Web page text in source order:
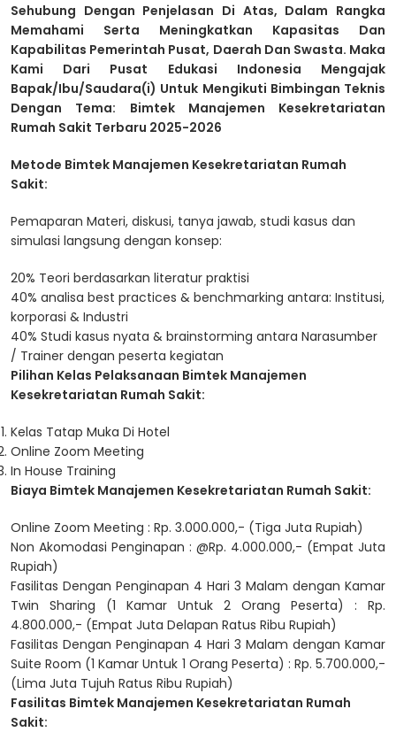
Sehubung Dengan Penjelasan Di Atas, Dalam Rangka
Memahami Serta Meningkatkan Kapasitas Dan
Kapabilitas Pemerintah Pusat, Daerah Dan Swasta. Maka
Kami Dari Pusat Edukasi Indonesia Mengajak
Bapak/Ibu/Saudara(i) Untuk Mengikuti Bimbingan Teknis
Dengan Tema: Bimtek Manajemen Kesekretariatan
Rumah Sakit Terbaru 2025-2026
Metode Bimtek Manajemen Kesekretariatan Rumah
Sakit:
Pemaparan Materi, diskusi, tanya jawab, studi kasus dan
simulasi langsung dengan konsep:
20% Teori berdasarkan literatur praktisi
40% analisa best practices & benchmarking antara: Institusi,
korporasi & Industri
40% Studi kasus nyata & brainstorming antara Narasumber
/ Trainer dengan peserta kegiatan
Pilihan Kelas Pelaksanaan Bimtek Manajemen
Kesekretariatan Rumah Sakit:
Kelas Tatap Muka Di Hotel
Online Zoom Meeting
In House Training
Biaya Bimtek Manajemen Kesekretariatan Rumah Sakit:
Online Zoom Meeting : Rp. 3.000.000,- (Tiga Juta Rupiah)
Non Akomodasi Penginapan : @Rp. 4.000.000,- (Empat Juta
Rupiah)
Fasilitas Dengan Penginapan 4 Hari 3 Malam dengan Kamar
Twin Sharing (1 Kamar Untuk 2 Orang Peserta) : Rp.
4.800.000,- (Empat Juta Delapan Ratus Ribu Rupiah)
Fasilitas Dengan Penginapan 4 Hari 3 Malam dengan Kamar
Suite Room (1 Kamar Untuk 1 Orang Peserta) : Rp. 5.700.000,-
(Lima Juta Tujuh Ratus Ribu Rupiah)
Fasilitas Bimtek Manajemen Kesekretariatan Rumah
Sakit: